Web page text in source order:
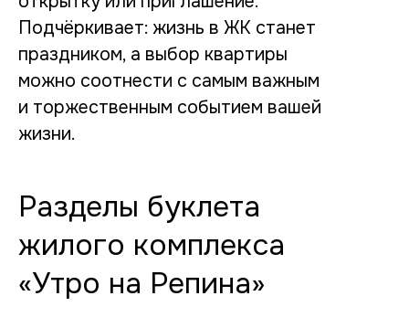
Подчёркивает: жизнь в ЖК станет
праздником, а выбор квартиры
можно соотнести с самым важным
и торжественным событием вашей
жизни.
Разделы буклета
жилого комплекса
«Утро на Репина»